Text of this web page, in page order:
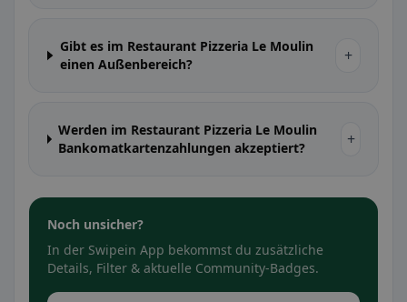
Gibt es im Restaurant Pizzeria Le Moulin
einen Außenbereich?
+
Werden im Restaurant Pizzeria Le Moulin
Bankomatkartenzahlungen akzeptiert?
+
Noch unsicher?
In der Swipein App bekommst du zusätzliche
Details, Filter & aktuelle Community-Badges.